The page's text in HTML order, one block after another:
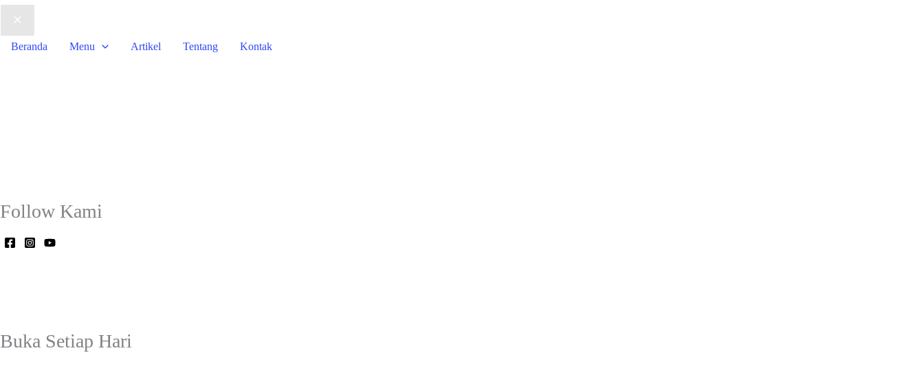
Beranda Menu Artikel Tentang Kontak
Follow Kami
Buka Setiap Hari